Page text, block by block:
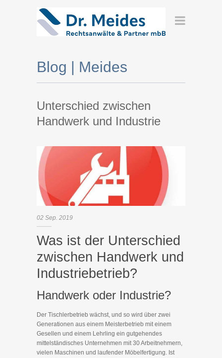
Blog | Meides
Unterschied zwischen
Handwerk und Industrie
02 Sep. 2019
Was ist der Unterschied
zwischen Handwerk und
Industriebetrieb?
Handwerk oder Industrie?
Der Tischlerbetrieb wächst, und so wird über zwei
Generationen aus einem Meisterbetrieb mit einem
Gesellen und einem Lehrling ein gutgehendes
mittelständisches Unternehmen mit 30 Arbeitnehmern,
vielen Maschinen und laufender Möbelfertigung. Ist